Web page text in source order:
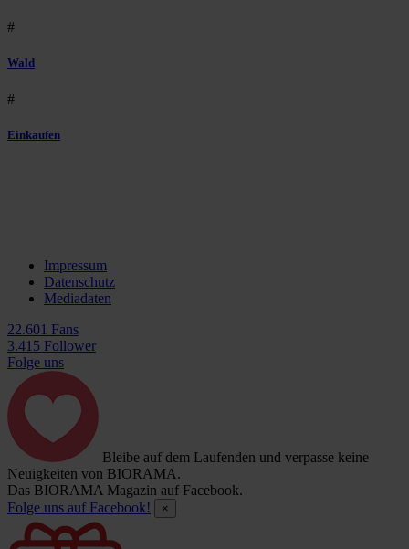
#
Wald
#
Einkaufen
Impressum
Datenschutz
Mediadaten
22.601 Fans
3.415 Follower
Folge uns
Bleibe auf dem Laufenden und verpasse keine
Neuigkeiten von BIORAMA.
Das BIORAMA Magazin auf Facebook.
Folge uns auf Facebook!
×